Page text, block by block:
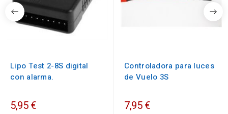
Lipo Test 2-8S digital
con alarma.
5,95 €
Controladora para luces
de Vuelo 3S
7,95 €